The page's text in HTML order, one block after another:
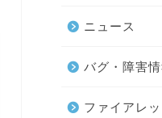
ニュース
バグ・障害
ファイアレ